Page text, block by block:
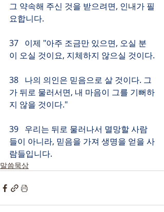
그 약속해 주신 것을 받으려면, 인내가 필
요합니다.
37   이제 "아주 조금만 있으면, 오실 분
이 오실 것이요, 지체하지 않으실 것이다.
38   나의 의인은 믿음으로 살 것이다. 그
가 뒤로 물러서면, 내 마음이 그를 기뻐하
지 않을 것이다."
39   우리는 뒤로 물러나서 멸망할 사람
들이 아니라, 믿음을 가져 생명을 얻을 사
람들입니다.
말씀묵상